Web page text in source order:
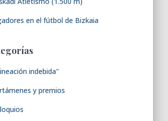
en el fútbol de Bizkaia
indebida"
y premios